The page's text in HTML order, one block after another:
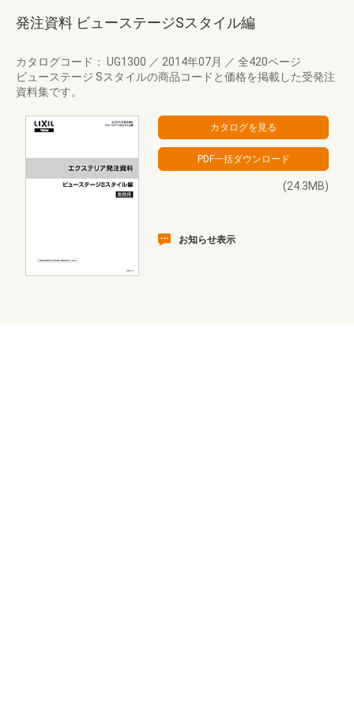
発注資料 ビューステージSスタイル編
カタログコード： UG1300 ／ 2014年07月 ／ 全420ページ
ビューステージ Sスタイルの商品コードと価格を掲載した受発注
資料集です。
(24.3MB)
お知らせ表示